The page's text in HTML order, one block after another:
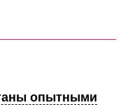
опытными